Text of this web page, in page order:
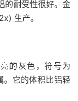
的耐受性很好。金
生产。
的灰色，符号为
。它的体积比铝轻